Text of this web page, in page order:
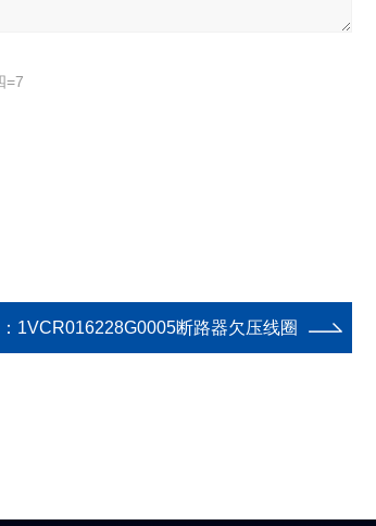
=7
1VCR016228G0005断路器欠压线圈